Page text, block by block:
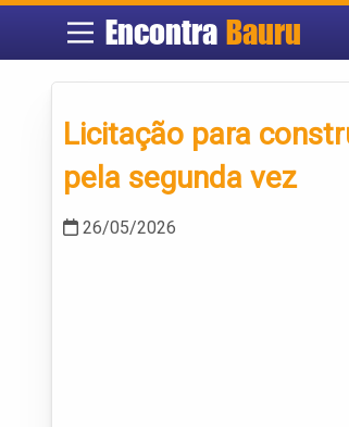
EncontraBauru
Licitação para
pela segunda vez
26/05/2026